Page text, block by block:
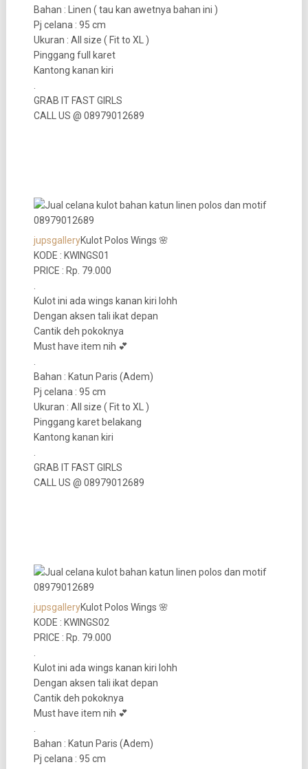
Bahan : Linen ( tau kan awetnya bahan ini )
Pj celana : 95 cm
Ukuran : All size ( Fit to XL )
Pinggang full karet
Kantong kanan kiri
GRAB IT FAST GIRLS
CALL US @ 08979012689
jupsgalleryKulot Polos Wings 🌸
KODE : KWINGS01
PRICE : Rp. 79.000
Kulot ini ada wings kanan kiri lohh
Dengan aksen tali ikat depan
Cantik deh pokoknya
Must have item nih 💕
Bahan : Katun Paris (Adem)
Pj celana : 95 cm
Ukuran : All size ( Fit to XL )
Pinggang karet belakang
Kantong kanan kiri
GRAB IT FAST GIRLS
CALL US @ 08979012689
jupsgalleryKulot Polos Wings 🌸
KODE : KWINGS02
PRICE : Rp. 79.000
Kulot ini ada wings kanan kiri lohh
Dengan aksen tali ikat depan
Cantik deh pokoknya
Must have item nih 💕
Bahan : Katun Paris (Adem)
Pj celana : 95 cm